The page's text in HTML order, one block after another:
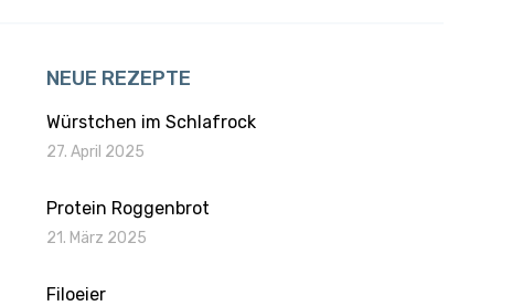
NEUE REZEPTE
Würstchen im Schlafrock
27. April 2025
Protein Roggenbrot
21. März 2025
Filoeier